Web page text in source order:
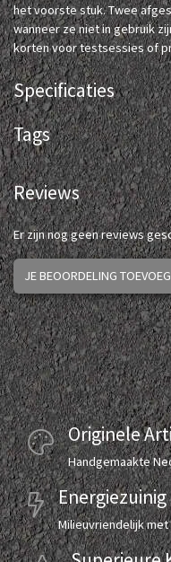
het voorste stuk. Twee
wanneer ze niet in gebruik
korten voor testsessies of
Specificaties
Tags
Reviews
Er zijn nog geen reviews
JE BEOORDELING
Originele
Handgemaakte
Energiezuinig
Milieuvriendelijk